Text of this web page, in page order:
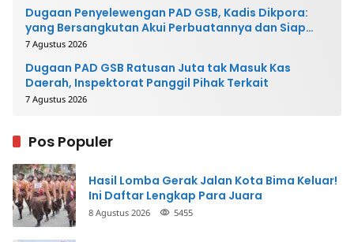
Dugaan Penyelewengan PAD GSB, Kadis Dikpora:
yang Bersangkutan Akui Perbuatannya dan Siap
Mengembalikan Uang
7 Agustus 2026
Dugaan PAD GSB Ratusan Juta tak Masuk Kas
Daerah, Inspektorat Panggil Pihak Terkait
7 Agustus 2026
Pos Populer
Hasil Lomba Gerak Jalan Kota Bima Keluar!
Ini Daftar Lengkap Para Juara
8 Agustus 2026 5455